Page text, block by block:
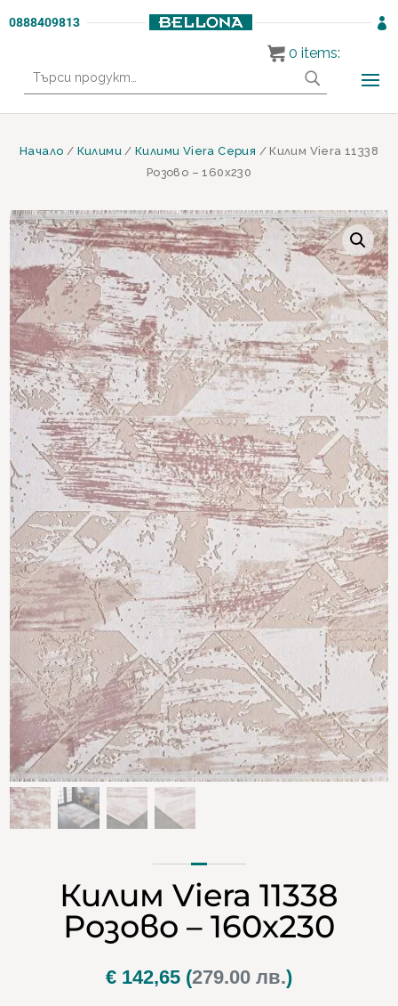
0888409813 
за:
Начало / Килими/Килими Viera Серия / Килим Viera 11338
Розово – 160х230
Килим Viera 11338
Розово – 160х230
€ 142,65 (279.00 лв.)
0 items: